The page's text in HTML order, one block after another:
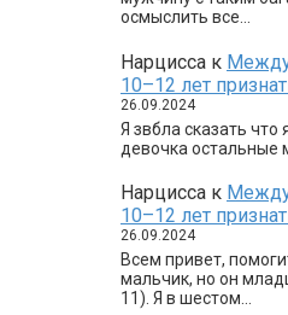
осмыслить все…
Нарцисса к
10–12 лет
26.09.2024
Я звбла сказать что
девочка остальные
Нарцисса к
10–12 лет
26.09.2024
Всем привет,
мальчик, но он
11). Я в шестом…